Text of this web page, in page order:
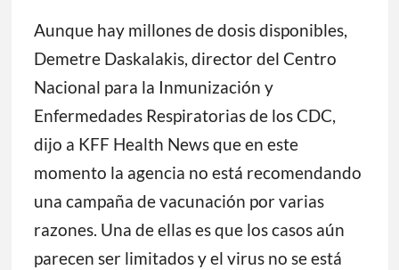
Aunque hay millones de dosis disponibles,
Demetre Daskalakis, director del Centro
Nacional para la Inmunización y
Enfermedades Respiratorias de los CDC,
dijo a KFF Health News que en este
momento la agencia no está recomendando
una campaña de vacunación por varias
razones. Una de ellas es que los casos aún
parecen ser limitados y el virus no se está